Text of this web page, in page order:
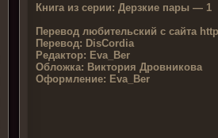
Книга из серии: Дерзкие пары — 1
Перевод любительский с сайта
Перевод: DisCordia
Редактор: Eva_Ber
Обложка: Виктория Дровникова
Оформление: Eva_Ber